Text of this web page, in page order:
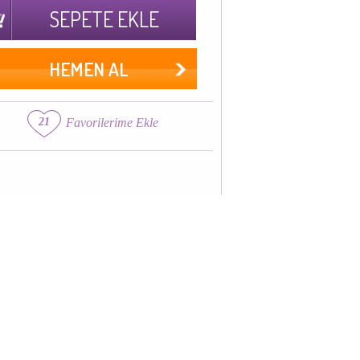
SEPETE EKLE
HEMEN AL
21 Favorilerime Ekle